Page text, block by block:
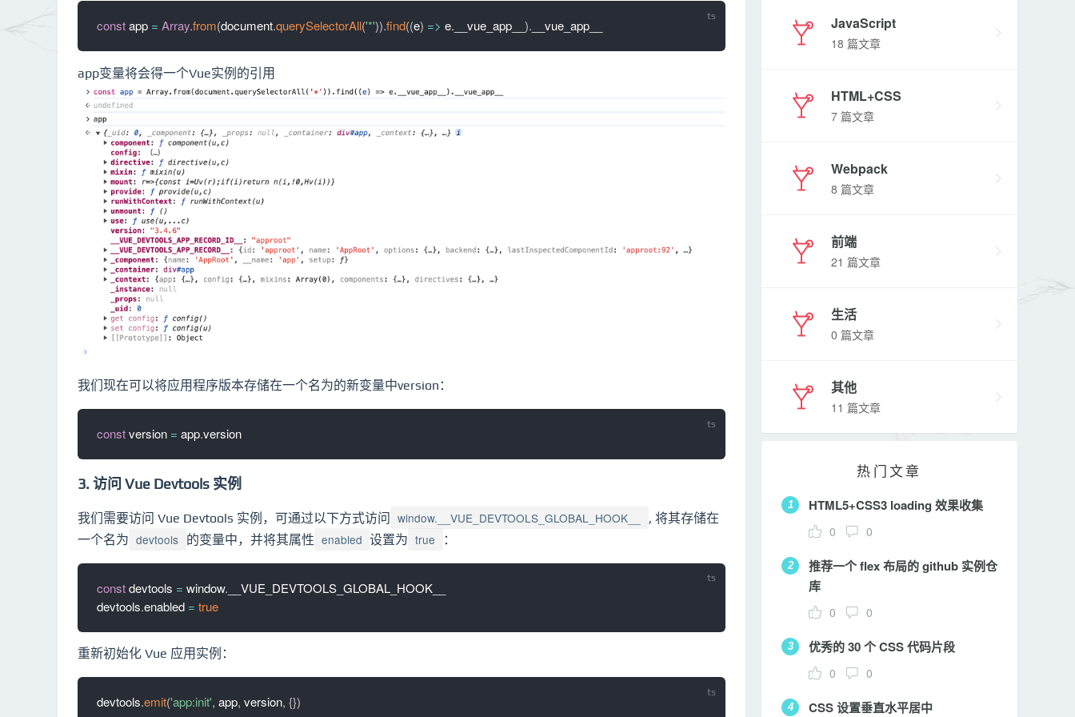
const app = Array.from(document.querySelectorAll('*')).find((e) => e. __vue_app__ ).
app变量将会得一个Vue实例的引用
我们现在可以将应用程序版本存储在一个名为的新变量中version：
const version = app.
3. 访问 Vue Devtools 实例
我们需要访问 Vue Devtools 实例，可通过以下方式访问 window.__VUE_DEVTOOLS_GLOBAL_HOOK__
, 将其存储在
一个名为 devtools 的变量中，并将其属性 enabled 设置为 true ：
const devtools = window. __VUE_DEVTOOLS_GLOBAL_HOOK__
devtools.enabled = true
重新初始化 Vue 应用实例：
devtools.emit('app:init', app, version, {})
JavaScript
18 篇文章
HTML+CSS
7 篇文章
Webpack
8 篇文章
前端
21 篇文章
生活
0 篇文章
其他
11 篇文章
热门文章
1 HTML5+CSS3 loading 效果收集
0 0
2
推荐一个 flex 布局的 github 实例仓
库
0 0
3 优秀的 30 个 CSS 代码片段
0 0
4 CSS 设置垂直水平居中